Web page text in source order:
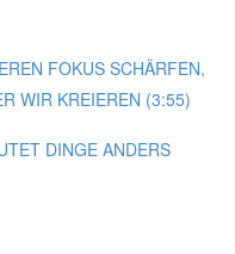
FOKUS SCHÄRFEN,
WIR KREIEREN (3:55)
DINGE ANDERS